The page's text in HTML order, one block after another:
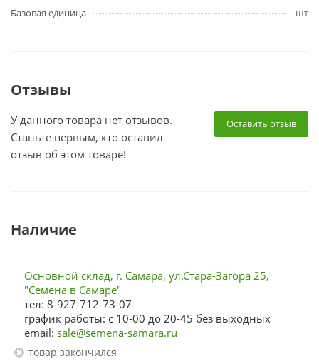
Базовая единица
шт
Отзывы
Оставить отзыв
У данного товара нет отзывов.
Станьте первым, кто оставил
отзыв об этом товаре!
Наличие
Основной склад, г. Самара, ул.Стара-Загора 25,
"Семена в Самаре"
тел: 8-927-712-73-07
график работы: с 10-00 до 20-45 без выходных
email: sale@semena-samara.ru
Товар закончился